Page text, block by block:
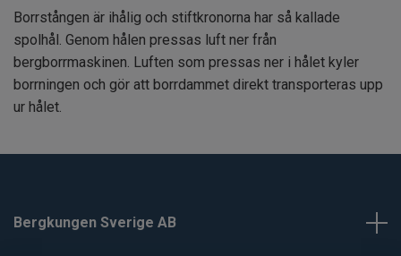
Borrstången är ihålig och stiftkronorna har så kallade
spolhål. Genom hålen pressas luft ner från
bergborrmaskinen. Luften som pressas ner i hålet kyler
borrningen och gör att borrdammet direkt transporteras upp
ur hålet.
Bergkungen Sverige AB